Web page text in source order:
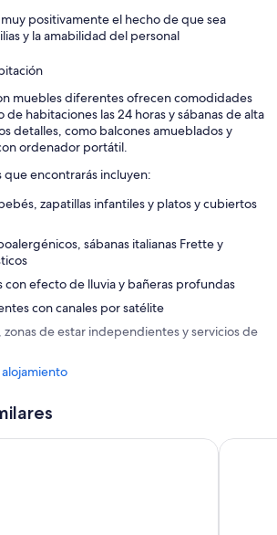
muy positivamente el hecho de que sea
y la amabilidad del personal
muebles diferentes ofrecen comodidades
habitaciones las 24 horas y sábanas de alta
detalles, como balcones amueblados y
ordenador portátil.
que encontrarás incluyen:
zapatillas infantiles y platos y cubiertos
sábanas italianas Frette y
con efecto de lluvia y bañeras profundas
con canales por satélite
zonas de estar independientes y servicios de
All Parks / All Fun Inclusive - AllSandos